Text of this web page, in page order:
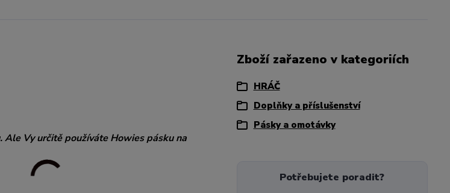
Vy určitě používáte Howies pásku na
Zboží zařazeno v kategoriích
HRÁČ
Doplňky a příslušenství
Pásky a omotávky
Potřebujete poradit?